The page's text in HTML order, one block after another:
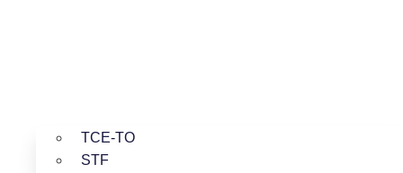
TCE-TO
STF